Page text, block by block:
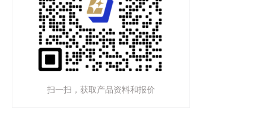
扫一扫，获取产品资料和报价